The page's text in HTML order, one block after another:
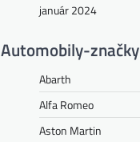
január 2024
Automobily-značky
Abarth
Alfa Romeo
Aston Martin